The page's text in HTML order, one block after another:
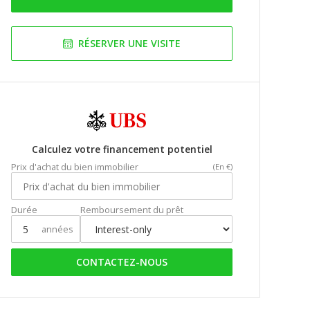
RÉSERVER UNE VISITE
Calculez votre financement potentiel
Prix d'achat du bien immobilier (En €)
Durée
années
Remboursement du prêt
CONTACTEZ-NOUS